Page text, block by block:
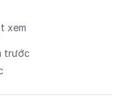
xem
trước